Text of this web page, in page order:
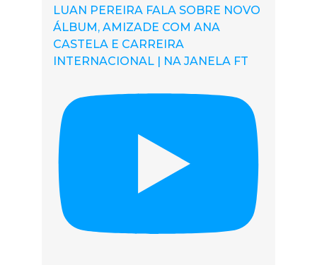
LUAN PEREIRA FALA SOBRE NOVO
ÁLBUM, AMIZADE COM ANA
CASTELA E CARREIRA
INTERNACIONAL | NA JANELA FT